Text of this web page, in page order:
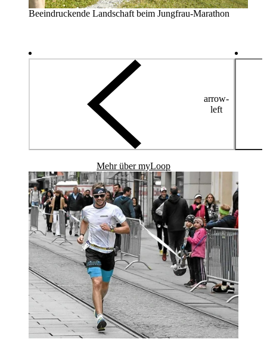
Beeindruckende Landschaft beim Jungfrau-Marathon
arrow-
left
Mehr über myLoop